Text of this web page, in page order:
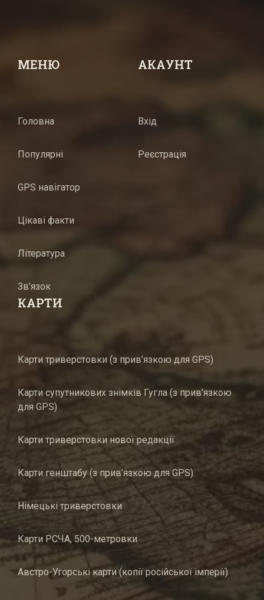
МЕНЮ
Головна
Популярні
GPS навігатор
Цікаві факти
Література
Зв’язок
АКАУНТ
Вхід
Реєстрація
КАРТИ
Карти триверстовки (з прив’язкою для GPS)
Карти супутникових знімків Гугла (з прив’язкою
для GPS)
Карти триверстовки нової редакції
Карти генштабу (з прив’язкою для GPS)
Німецькі триверстовки
Карти РСЧА, 500-метровки
Австро-Угорські карти (копії російської імперії)